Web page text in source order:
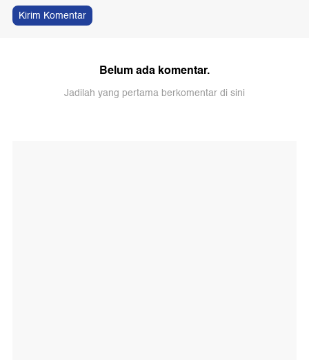
Kirim Komentar
Belum ada komentar.
Jadilah yang pertama berkomentar di sini